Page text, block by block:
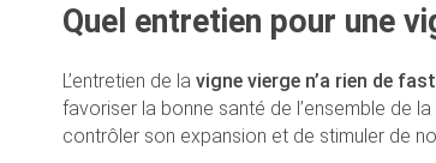
Quel entretien pour une
L’entretien de la vigne vierge n’a rien de
favoriser la bonne santé de l’ensemble de la
contrôler son expansion et de stimuler de